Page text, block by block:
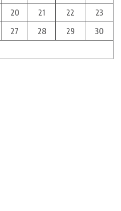
20 21 22
23
27 28 29
30